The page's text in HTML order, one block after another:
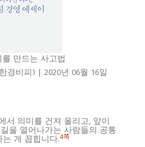
를 만드는 사고법
경비피) | 2020년 06월 16일
서 의미를 건져 올리고, 앞이
을 열어나가는 사람들의 공통
는 게 꼽힙니다.4쪽